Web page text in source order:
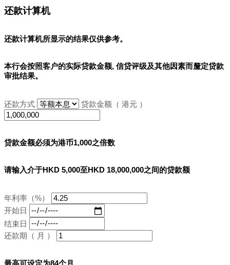
还款计算机
还款计算机所显示的结果仅供参考。
本行会按照客户的实际贷款金额, 信贷评级及其他因素而釐定贷款
审批结果。
还款方式 贷款金额（ 港元 ）
贷款金额必须为港币1,000之倍数
请输入介于HKD 5,000至HKD 18,000,000之间的贷款额
年利率（%）
开始日
结束日
还款期（ 月 ）